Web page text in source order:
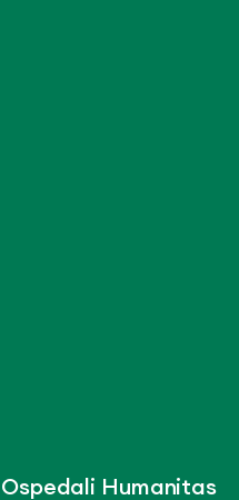
Ospedali Humanitas